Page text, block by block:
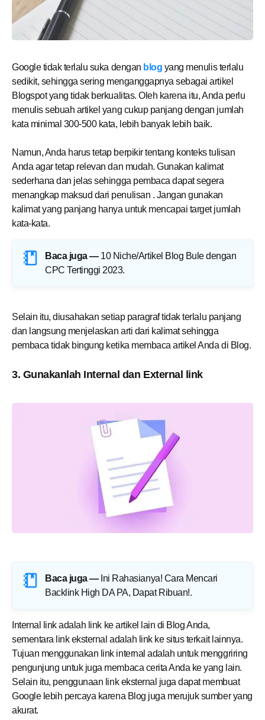
Google tidak terlalu suka dengan blog yang menulis terlalu
sedikit, sehingga sering menganggapnya sebagai artikel
Blogspot yang tidak berkualitas. Oleh karena itu, Anda perlu
menulis sebuah artikel yang cukup panjang dengan jumlah
kata minimal 300-500 kata, lebih banyak lebih baik.
Namun, Anda harus tetap berpikir tentang konteks tulisan
Anda agar tetap relevan dan mudah. Gunakan kalimat
sederhana dan jelas sehingga pembaca dapat segera
menangkap maksud dari penulisan . Jangan gunakan
kalimat yang panjang hanya untuk mencapai target jumlah
kata-kata.
Baca juga — 10 Niche/Artikel Blog Bule dengan
CPC Tertinggi 2023.
Selain itu, diusahakan setiap paragraf tidak terlalu panjang
dan langsung menjelaskan arti dari kalimat sehingga
pembaca tidak bingung ketika membaca artikel Anda di Blog.
3. Gunakanlah Internal dan External link
Baca juga — Ini Rahasianya! Cara Mencari
Backlink High DA PA, Dapat Ribuan!.
Internal link adalah link ke artikel lain di Blog Anda,
sementara link eksternal adalah link ke situs terkait lainnya.
Tujuan menggunakan link internal adalah untuk menggriring
pengunjung untuk juga membaca cerita Anda ke yang lain.
Selain itu, penggunaan link eksternal juga dapat membuat
Google lebih percaya karena Blog juga merujuk sumber yang
akurat.